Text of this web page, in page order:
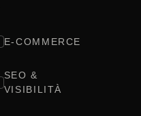
E-COMMERCE
SEO &
VISIBILITÀ